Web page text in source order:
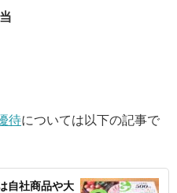
待については以下の記事で
自社商品や大